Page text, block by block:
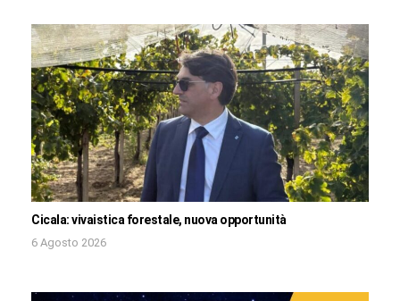
Cicala: vivaistica forestale, nuova opportunità
6 Agosto 2026